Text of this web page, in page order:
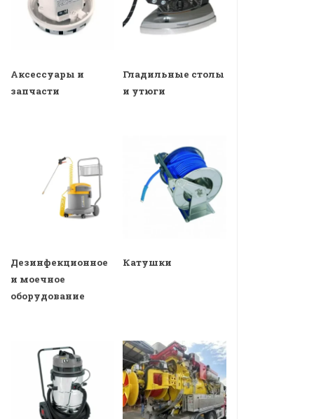
Аксессуары и
запчасти
Гладильные столы
и утюги
Дезинфекционное
и моечное
оборудование
Катушки